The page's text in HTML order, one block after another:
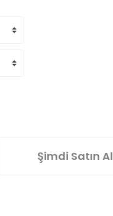
Şimdi Satın Al